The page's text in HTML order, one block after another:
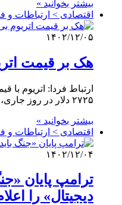
بیشتر بخوانید »
اقتصادی > ارتباطات و
۱۴۰۲/۱۲/۰۵
هک بر قیمت
۲۷۲۵ دلار در روز جاری، معامله شد که…
بیشتر بخوانید »
اقتصادی > ارتباطات و
۱۴۰۲/۱۲/۰۴
ترامپ پایان
دیجیتال» را